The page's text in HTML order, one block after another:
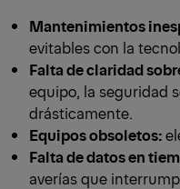
Mantenimientos
evitables con la
Falta de claridad
equipo, la seguridad
drásticamente.
Equipos obsoletos:
Falta de datos en
averías que